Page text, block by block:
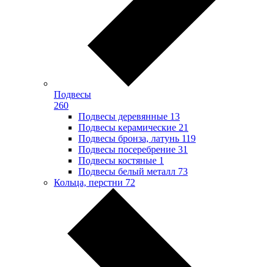
Подвесы
260
Подвесы деревянные 13
Подвесы керамические 21
Подвесы бронза, латунь 119
Подвесы посеребрение 31
Подвесы костяные 1
Подвесы белый металл 73
Кольца, перстни 72